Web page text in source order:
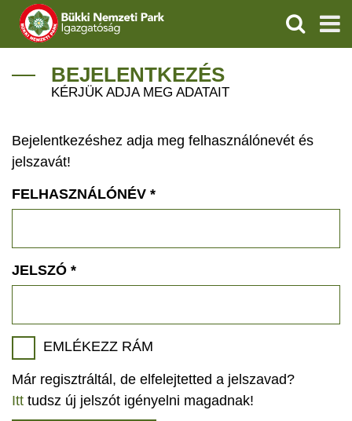
IGAZGATÓSÁG
VÍZVÉDELEM
ÖKOTURIZMUS
GEOPARKOK
KERESÉS
BEJELENTKEZÉS
KÉRJÜK ADJA MEG ADATAIT
Bejelentkezéshez adja meg felhasználónevét és
jelszavát!
FELHASZNÁLÓNÉV *
JELSZÓ *
EMLÉKEZZ RÁM
Már regisztráltál, de elfelejtetted a jelszavad?
Itt tudsz új jelszót igényelni magadnak!